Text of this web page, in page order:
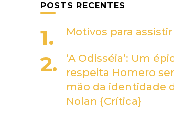
POSTS RECENTES
Motivos para
‘A Odisséia’: Um
respeita Homero
mão da identidade
Nolan {Crítica}